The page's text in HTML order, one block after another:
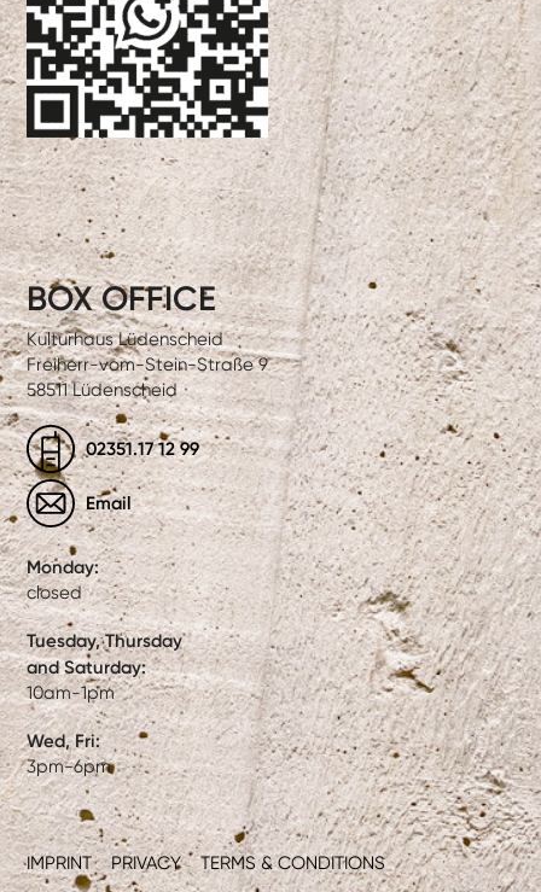
IMPRINT PRIVACY TERMS & CONDITIONS
BOX OFFICE
Kulturhaus Lüdenscheid
Freiherr-vom-Stein-Straße 9
58511 Lüdenscheid
02351.17 12 99
Email
Monday:
closed
Tuesday, Thursday
and Saturday:
10am-1pm
Wed, Fri:
3pm-6pm